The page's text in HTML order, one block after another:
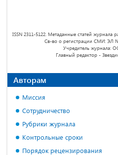
ISSN 2311-5122. Метаданные статей журнала
Св-во о регистрации СМИ: ЭЛ
Учредитель журнала:
Главный редактор -
Авторам
Миссия
Сотрудничество
Рубрики журнала
Контрольные сроки
Порядок рецензирования